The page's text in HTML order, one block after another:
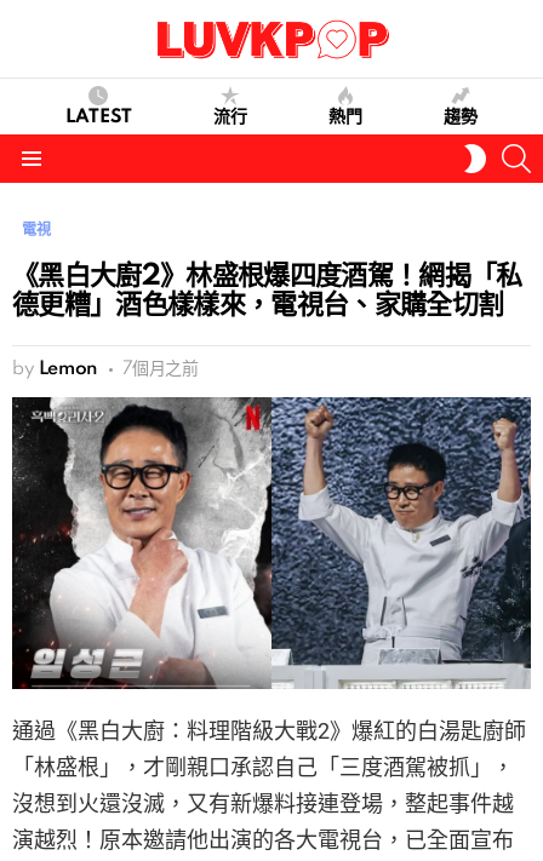
LATEST 流行 熱門 趨勢
SKIN
電視
《黑白大廚2》林盛根爆四度酒駕！網揭「私
德更糟」酒色樣樣來，電視台、家購全切割
by Lemon 7個月之前
通過《黑白大廚：料理階級大戰2》爆紅的白湯匙廚師
「林盛根」，才剛親口承認自己「三度酒駕被抓」，
沒想到火還沒滅，又有新爆料接連登場，整起事件越
演越烈！原本邀請他出演的各大電視台，已全面宣布